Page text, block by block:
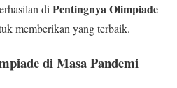
diPentingnya Olimpiade
memberikan yang terbaik.
di Masa Pandemi